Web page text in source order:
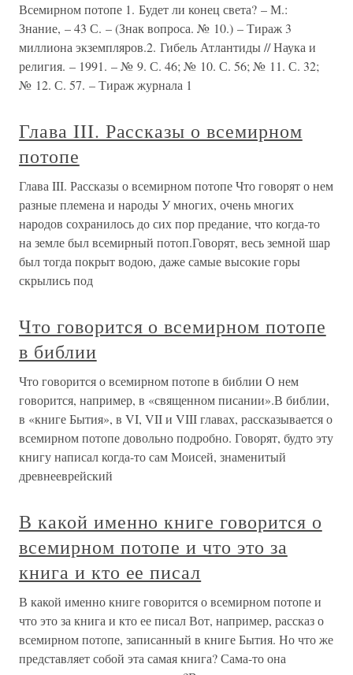
Всемирном потопе 1. Будет ли конец света? – М.:
Знание, – 43 С. – (Знак вопроса. № 10.) – Тираж 3
миллиона экземпляров.2. Гибель Атлантиды // Наука и
религия. – 1991. – № 9. С. 46; № 10. С. 56; № 11. С. 32;
№ 12. С. 57. – Тираж журнала 1
Глава III. Рассказы о всемирном
потопе
Глава III. Рассказы о всемирном потопе Что говорят о нем
разные племена и народы У многих, очень многих
народов сохранилось до сих пор предание, что когда-то
на земле был всемирный потоп.Говорят, весь земной шар
был тогда покрыт водою, даже самые высокие горы
скрылись под
Что говорится о всемирном потопе
в библии
Что говорится о всемирном потопе в библии О нем
говорится, например, в «священном писании».В библии,
в «книге Бытия», в VI, VII и VIII главах, рассказывается о
всемирном потопе довольно подробно. Говорят, будто эту
книгу написал когда-то сам Моисей, знаменитый
древнееврейский
В какой именно книге говорится о
всемирном потопе и что это за
книга и кто ее писал
В какой именно книге говорится о всемирном потопе и
что это за книга и кто ее писал Вот, например, рассказ о
всемирном потопе, записанный в книге Бытия. Но что же
представляет собой эта самая книга? Сама-то она